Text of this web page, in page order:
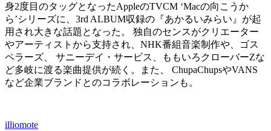
身2度目のタッグとなったAppleのTVCM ‘Macの向こうか
ら’シリーズに、3rd ALBUM収録の『あかるいみらい』が起
用され大きな話題となった。 独自のセンスがクリエーター
やアーティストから支持され、NHK番組音楽制作や、ゴス
ペラーズ、 サニーデイ・サービス、ももいろクローバーZな
ど多岐に渡る楽曲提供が続く。また、 ChupaChupsやVANS
など企業ブランドとのコラボレーションも。
illiomote